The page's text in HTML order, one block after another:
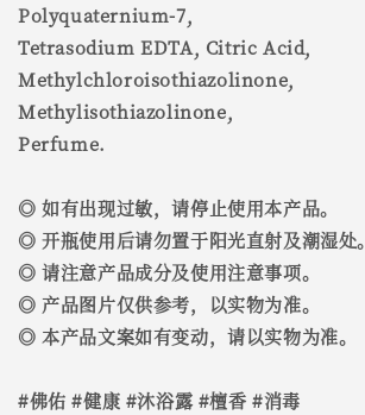
Polyquaternium-7,
Tetrasodium EDTA, Citric Acid,
Methylchloroisothiazolinone,
Methylisothiazolinone,
Perfume.
◎ 如有出现过敏，请停止使用本产品。
◎ 开瓶使用后请勿置于阳光直射及潮湿处。
◎ 请注意产品成分及使用注意事项。
◎ 产品图片仅供参考，以实物为准。
◎ 本产品文案如有变动，请以实物为准。
#佛佑 #健康 #沐浴露 #檀香 #消毒